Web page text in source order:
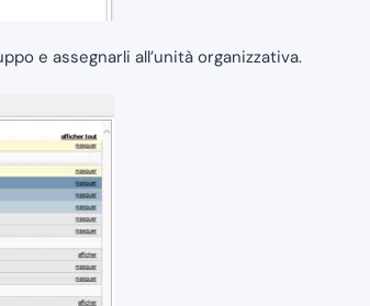
e assegnarli all’unità organizzativa.